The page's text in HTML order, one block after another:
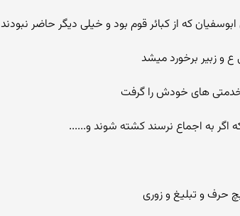
که از کبائر قوم بود و خیلی دیگر حاضر نبودند
و زبیر برخورد میشد
های خودش را گرفت
حرف و تبلیغ و زوری